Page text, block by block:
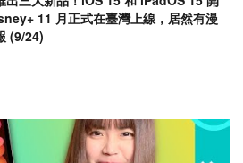
11 月正式在臺灣上線，居然有漫
(9/24)